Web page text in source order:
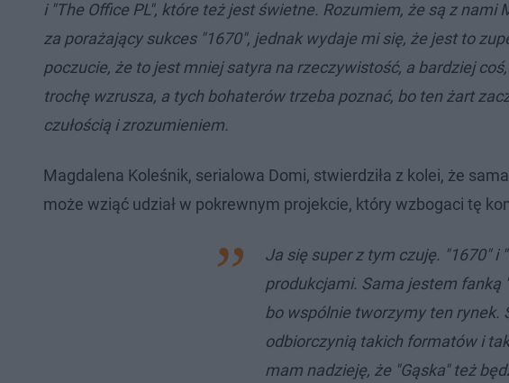
i "The Office PL", które też jest świetne. Rozumiem, że są z nami
za porażający sukces "1670", jednak wydaje mi się, że jest to
poczucie, że to jest mniej satyra na rzeczywistość, a bardziej
trochę wzrusza, a tych bohaterów trzeba poznać, bo ten żart
czułością i zrozumieniem.
Magdalena Koleśnik, serialowa Domi, stwierdziła z kolei, że
może wziąć udział w pokrewnym projekcie, który wzbogaci tę
Ja się super z tym czuję. "1670" i
produkcjami. Sama jestem fanką
bo wspólnie tworzymy ten rynek.
odbiorczynią takich formatów i
mam nadzieję, że "Gąska" też